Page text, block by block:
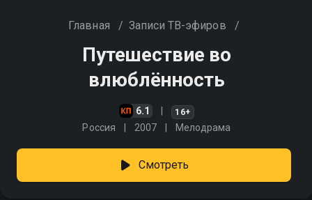
Главная / Записи ТВ-эфиров /
Путешествие во
влюблённость
6.1 16+
Россия 2007 Мелодрама
Смотреть